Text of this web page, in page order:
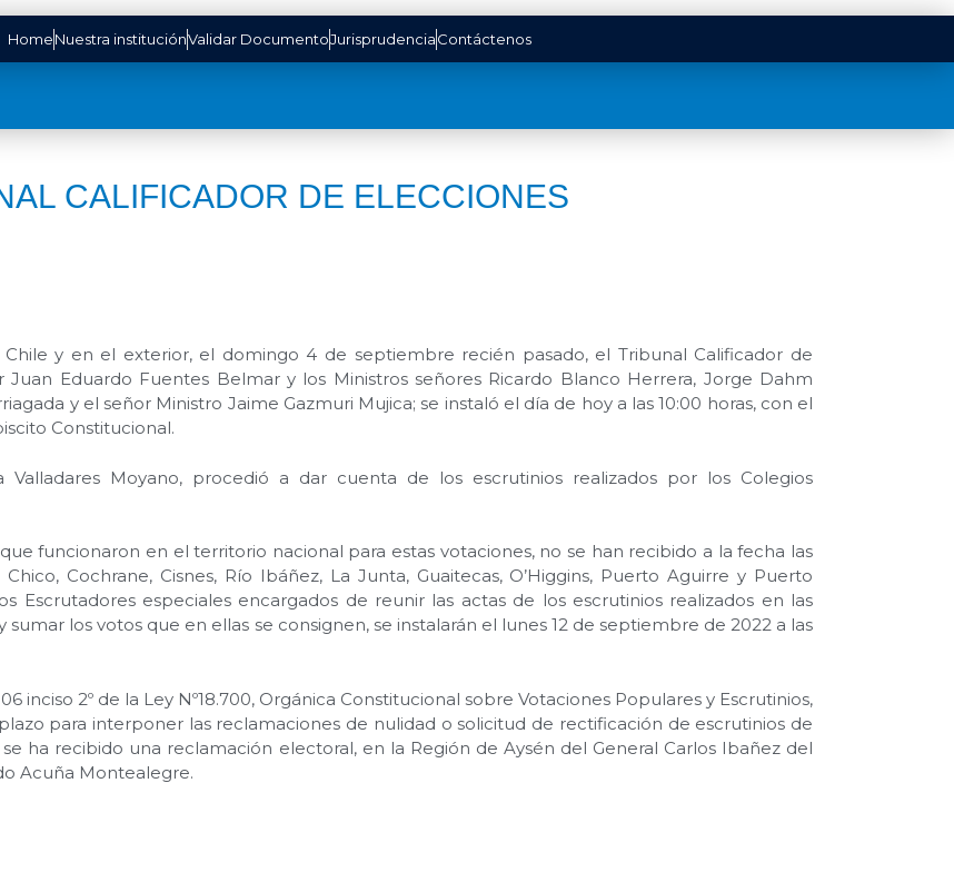
HomeNuestra instituciónValidar DocumentoJurisprudenciaContáctenos
CALIFICADOR DE ELECCIONES
y en el exterior, el domingo 4 de septiembre recién pasado, el Tribunal Calificador de
Juan Eduardo Fuentes Belmar y los Ministros señores Ricardo Blanco Herrera, Jorge Dahm
y el señor Ministro Jaime Gazmuri Mujica; se instaló el día de hoy a las 10:00 horas, con el
Constitucional.
Valladares Moyano, procedió a dar cuenta de los escrutinios realizados por los Colegios
funcionaron en el territorio nacional para estas votaciones, no se han recibido a la fecha las
Cochrane, Cisnes, Río Ibáñez, La Junta, Guaitecas, O’Higgins, Puerto Aguirre y Puerto
Escrutadores especiales encargados de reunir las actas de los escrutinios realizados en las
los votos que en ellas se consignen, se instalarán el lunes 12 de septiembre de 2022 a las
inciso 2º de la Ley Nº18.700, Orgánica Constitucional sobre Votaciones Populares y Escrutinios,
para interponer las reclamaciones de nulidad o solicitud de rectificación de escrutinios de
ha recibido una reclamación electoral, en la Región de Aysén del General Carlos Ibañez del
Acuña Montealegre.